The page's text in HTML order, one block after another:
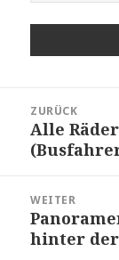
ZURÜCK
Vorheriger
Beitrag:
Alle
WEITER
Nächster
Beitrag:
hinter der